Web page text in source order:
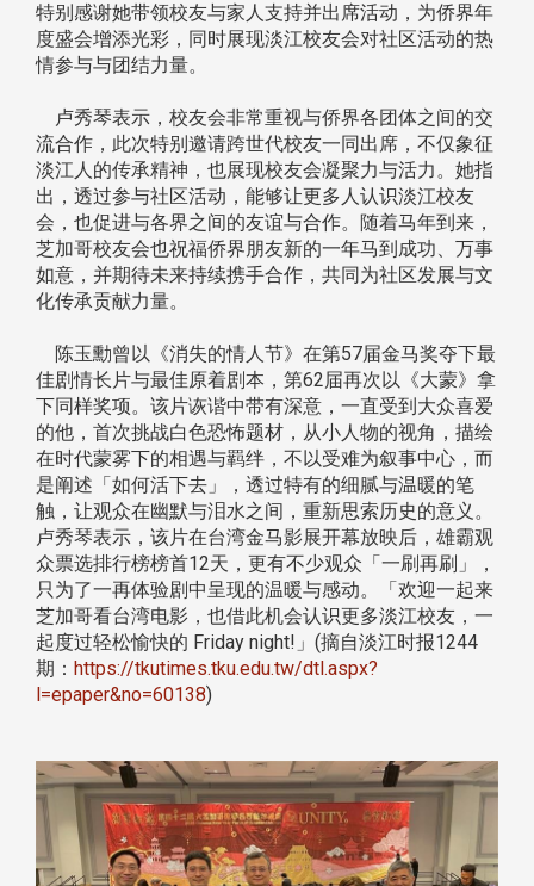
特别感谢她带领校友与家人支持并出席活动，为侨界年
度盛会增添光彩，同时展现淡江校友会对社区活动的热
情参与与团结力量。
卢秀琴表示，校友会非常重视与侨界各团体之间的交
流合作，此次特别邀请跨世代校友一同出席，不仅象征
淡江人的传承精神，也展现校友会凝聚力与活力。她指
出，透过参与社区活动，能够让更多人认识淡江校友
会，也促进与各界之间的友谊与合作。随着马年到来，
芝加哥校友会也祝福侨界朋友新的一年马到成功、万事
如意，并期待未来持续携手合作，共同为社区发展与文
化传承贡献力量。
陈玉勳曾以《消失的情人节》在第57届金马奖夺下最
佳剧情长片与最佳原着剧本，第62届再次以《大蒙》拿
下同样奖项。该片诙谐中带有深意，一直受到大众喜爱
的他，首次挑战白色恐怖题材，从小人物的视角，描绘
在时代蒙雾下的相遇与羁绊，不以受难为叙事中心，而
是阐述「如何活下去」，透过特有的细腻与温暖的笔
触，让观众在幽默与泪水之间，重新思索历史的意义。
卢秀琴表示，该片在台湾金马影展开幕放映后，雄霸观
众票选排行榜榜首12天，更有不少观众「一刷再刷」，
只为了一再体验剧中呈现的温暖与感动。「欢迎一起来
芝加哥看台湾电影，也借此机会认识更多淡江校友，一
起度过轻松愉快的 Friday night!」(摘自淡江时报1244
期： https://tkutimes.tku.edu.tw/dtl.aspx?
l=epaper&no=60138)